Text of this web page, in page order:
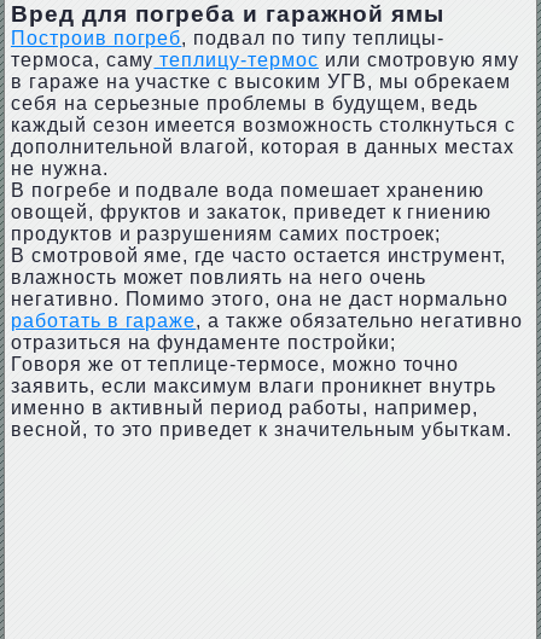
Вред для погреба и гаражной ямы
Построив погреб, подвал по типу теплицы-
термоса, саму теплицу-термос или смотровую яму
в гараже на участке с высоким УГВ, мы обрекаем
себя на серьезные проблемы в будущем, ведь
каждый сезон имеется возможность столкнуться с
дополнительной влагой, которая в данных местах
не нужна.
В погребе и подвале вода помешает хранению
овощей, фруктов и закаток, приведет к гниению
продуктов и разрушениям самих построек;
В смотровой яме, где часто остается инструмент,
влажность может повлиять на него очень
негативно. Помимо этого, она не даст нормально
работать в гараже, а также обязательно негативно
отразиться на фундаменте постройки;
Говоря же от теплице-термосе, можно точно
заявить, если максимум влаги проникнет внутрь
именно в активный период работы, например,
весной, то это приведет к значительным убыткам.